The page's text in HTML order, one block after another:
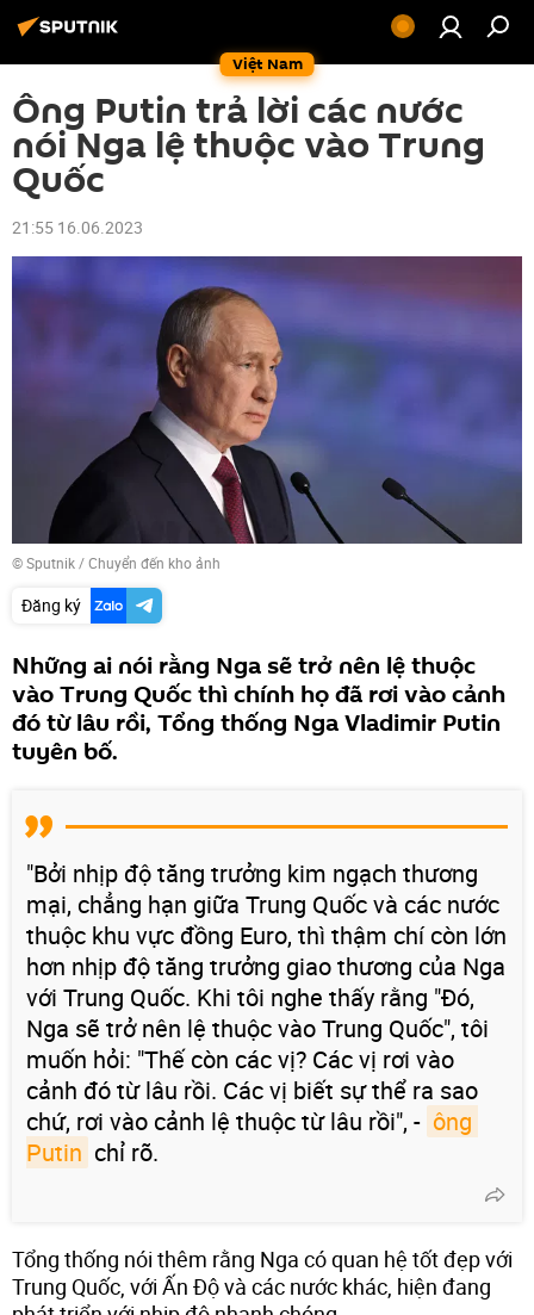
Việt Nam
Ông Putin trả lời các nước
nói Nga lệ thuộc vào Trung
Quốc
21:55 16.06.2023
© Sputnik/Chuyển đến kho ảnh
Đăng ký
Những ai nói rằng Nga sẽ trở nên lệ thuộc
vào Trung Quốc thì chính họ đã rơi vào cảnh
đó từ lâu rồi, Tổng thống Nga Vladimir Putin
tuyên bố.
"Bởi nhịp độ tăng trưởng kim ngạch thương
mại, chẳng hạn giữa Trung Quốc và các nước
thuộc khu vực đồng Euro, thì thậm chí còn lớn
hơn nhịp độ tăng trưởng giao thương của Nga
với Trung Quốc. Khi tôi nghe thấy rằng "Đó,
Nga sẽ trở nên lệ thuộc vào Trung Quốc", tôi
muốn hỏi: "Thế còn các vị? Các vị rơi vào
cảnh đó từ lâu rồi. Các vị biết sự thể ra sao
chứ, rơi vào cảnh lệ thuộc từ lâu rồi", - ông
Putin chỉ rõ.
Tổng thống nói thêm rằng Nga có quan hệ tốt đẹp với
Trung Quốc, với Ấn Độ và các nước khác, hiện đang